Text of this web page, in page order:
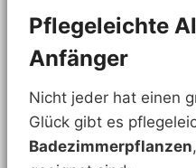
Pflegeleichte
Anfänger
Nicht jeder hat einen
Glück gibt es
Badezimmerpflanzen